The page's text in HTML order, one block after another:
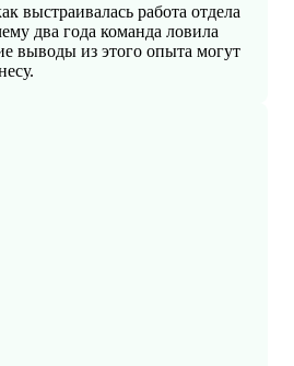
выстраивалась работа отдела
два года команда ловила
выводы из этого опыта могут